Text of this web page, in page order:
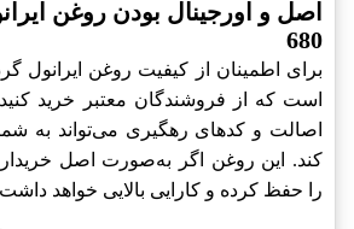
680
است که از فروشندگان معتبر خرید
اصالت و کدهای رهگیری می‌تواند به
کند. این روغن اگر به‌صورت اصل
را حفظ کرده و کارایی بالایی خواهد